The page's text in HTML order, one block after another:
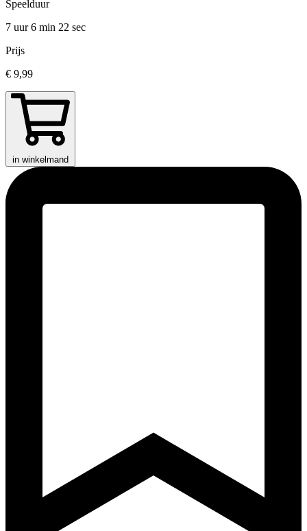
Speelduur
7 uur 6 min 22 sec
Prijs
€ 9,99
in winkelmand